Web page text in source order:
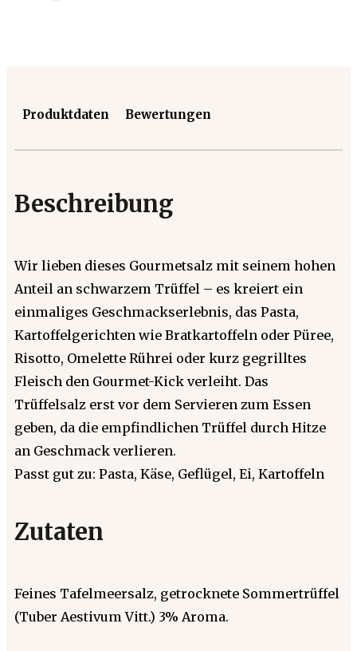
Produktdaten Bewertungen
Beschreibung
Wir lieben dieses Gourmetsalz mit seinem hohen
Anteil an schwarzem Trüffel – es kreiert ein
einmaliges Geschmackserlebnis, das Pasta,
Kartoffelgerichten wie Bratkartoffeln oder Püree,
Risotto, Omelette Rührei oder kurz gegrilltes
Fleisch den Gourmet-Kick verleiht. Das
Trüffelsalz erst vor dem Servieren zum Essen
geben, da die empfindlichen Trüffel durch Hitze
an Geschmack verlieren.
Passt gut zu: Pasta, Käse, Geflügel, Ei, Kartoffeln
Zutaten
Feines Tafelmeersalz, getrocknete Sommertrüffel
(Tuber Aestivum Vitt.) 3% Aroma.